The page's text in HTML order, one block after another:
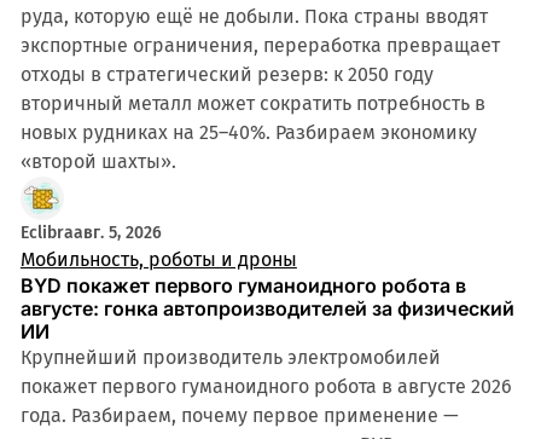
руда, которую ещё не добыли. Пока страны вводят
экспортные ограничения, переработка превращает
отходы в стратегический резерв: к 2050 году
вторичный металл может сократить потребность в
новых рудниках на 25–40%. Разбираем экономику
«второй шахты».
Eclibraавг. 5, 2026
Мобильность, роботы и дроны
BYD покажет первого гуманоидного робота в
августе: гонка автопроизводителей за физический
ИИ
Крупнейший производитель электромобилей
покажет первого гуманоидного робота в августе 2026
года. Разбираем, почему первое применение —